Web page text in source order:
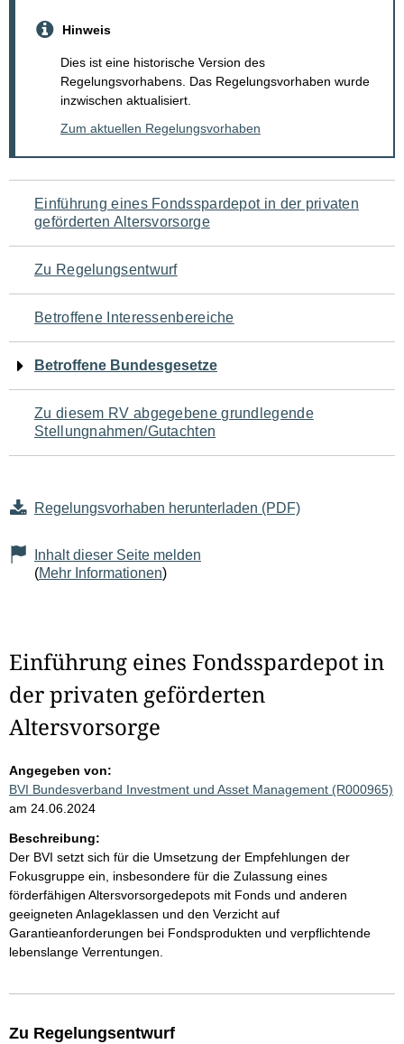
Hinweis
Dies ist eine historische Version des
Regelungsvorhabens. Das Regelungsvorhaben wurde
inzwischen aktualisiert.
Zum aktuellen Regelungsvorhaben
Navigation
für
den
Seiteninhalt
Einführung eines Fondsspardepot in der privaten
geförderten Altersvorsorge
Zu Regelungsentwurf
Betroffene Interessenbereiche
Betroffene Bundesgesetze
Zu diesem RV abgegebene grundlegende
Stellungnahmen/Gutachten
Regelungsvorhaben herunterladen (PDF)
Inhalt dieser Seite melden
(Mehr Informationen)
Einführung eines Fondsspardepot in
der privaten geförderten
Altersvorsorge
Angegeben von:
BVI Bundesverband Investment und Asset Management (R000965)
am 24.06.2024
Beschreibung:
Der BVI setzt sich für die Umsetzung der Empfehlungen der
Fokusgruppe ein, insbesondere für die Zulassung eines
förderfähigen Altersvorsorgedepots mit Fonds und anderen
geeigneten Anlageklassen und den Verzicht auf
Garantieanforderungen bei Fondsprodukten und verpflichtende
lebenslange Verrentungen.
Zu Regelungsentwurf